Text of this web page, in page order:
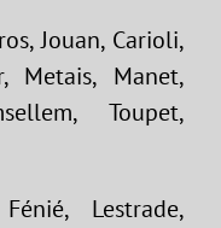
Jouan, Carioli,
Metais, Manet,
Toupet,
Lestrade,